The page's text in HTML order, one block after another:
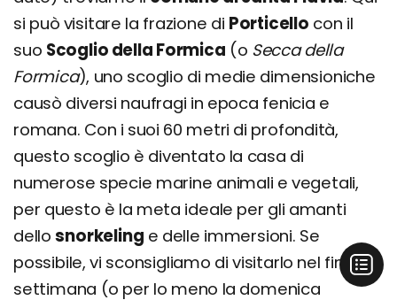
si può visitare la frazione di Porticello con il
suo Scoglio della Formica (o Secca della
Formica), uno scoglio di medie dimensioniche
causò diversi naufragi in epoca fenicia e
romana. Con i suoi 60 metri di profondità,
questo scoglio è diventato la casa di
numerose specie marine animali e vegetali,
per questo è la meta ideale per gli amanti
dellosnorkeling e delle immersioni. Se
possibile, vi sconsigliamo di visitarlo nel fine
settimana (o per lo meno la domenica